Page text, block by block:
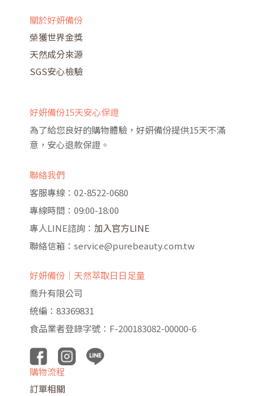
關於好妍備份
榮獲世界金獎
天然成分來源
SGS安心檢驗
好妍備份15天安心保證
為了給您良好的購物體驗，好妍備份提供15天不滿
意，安心退款保證。
聯絡我們
客服專線：02-8522-0680
專線時間：09:00-18:00
專人LINE諮詢： 加入官方LINE
聯絡信箱：service@purebeauty.com.tw
好妍備份｜天然萃取日日足量
喬升有限公司
統編：83369831
食品業者登錄字號：F-200183082-00000-6
購物流程
訂單相關